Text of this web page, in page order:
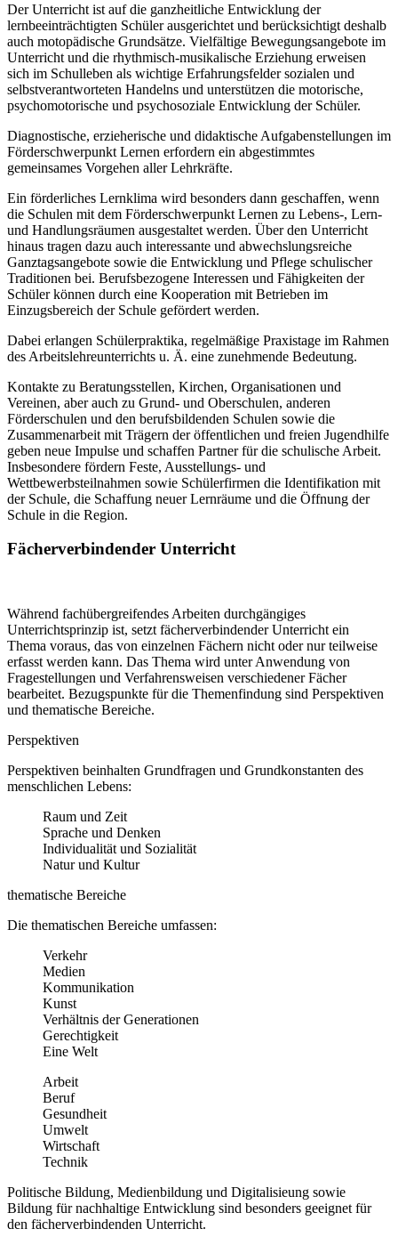
Der Unterricht ist auf die ganzheitliche Entwicklung der
lernbeeinträchtigten Schüler ausgerichtet und berücksichtigt deshalb
auch motopädische Grundsätze. Vielfältige Bewegungsangebote im
Unterricht und die rhythmisch-musikalische Erziehung erweisen
sich im Schulleben als wichtige Erfahrungsfelder sozialen und
selbstverantworteten Handelns und unterstützen die motorische,
psychomotorische und psychosoziale Entwicklung der Schüler.
Diagnostische, erzieherische und didaktische Aufgabenstellungen im
Förderschwerpunkt Lernen erfordern ein abgestimmtes
gemeinsames Vorgehen aller Lehrkräfte.
Ein förderliches Lernklima wird besonders dann geschaffen, wenn
die Schulen mit dem Förderschwerpunkt Lernen zu Lebens-, Lern-
und Handlungsräumen ausgestaltet werden. Über den Unterricht
hinaus tragen dazu auch interessante und abwechslungsreiche
Ganztagsangebote sowie die Entwicklung und Pflege schulischer
Traditionen bei. Berufsbezogene Interessen und Fähigkeiten der
Schüler können durch eine Kooperation mit Betrieben im
Einzugsbereich der Schule gefördert werden.
Dabei erlangen Schülerpraktika, regelmäßige Praxistage im Rahmen
des Arbeitslehreunterrichts u. Ä. eine zunehmende Bedeutung.
Kontakte zu Beratungsstellen, Kirchen, Organisationen und
Vereinen, aber auch zu Grund- und Oberschulen, anderen
Förderschulen und den berufsbildenden Schulen sowie die
Zusammenarbeit mit Trägern der öffentlichen und freien Jugendhilfe
geben neue Impulse und schaffen Partner für die schulische Arbeit.
Insbesondere fördern Feste, Ausstellungs- und
Wettbewerbsteilnahmen sowie Schülerfirmen die Identifikation mit
der Schule, die Schaffung neuer Lernräume und die Öffnung der
Schule in die Region.
Fächerverbindender Unterricht
Während fachübergreifendes Arbeiten durchgängiges
Unterrichtsprinzip ist, setzt fächerverbindender Unterricht ein
Thema voraus, das von einzelnen Fächern nicht oder nur teilweise
erfasst werden kann. Das Thema wird unter Anwendung von
Fragestellungen und Verfahrensweisen verschiedener Fächer
bearbeitet. Bezugspunkte für die Themenfindung sind Perspektiven
und thematische Bereiche.
Perspektiven
Perspektiven beinhalten Grundfragen und Grundkonstanten des
menschlichen Lebens:
Raum und Zeit
Sprache und Denken
Individualität und Sozialität
Natur und Kultur
thematische Bereiche
Die thematischen Bereiche umfassen:
Verkehr
Medien
Kommunikation
Kunst
Verhältnis der Generationen
Gerechtigkeit
Eine Welt
Arbeit
Beruf
Gesundheit
Umwelt
Wirtschaft
Technik
Politische Bildung, Medienbildung und Digitalisieung sowie
Bildung für nachhaltige Entwicklung sind besonders geeignet für
den fächerverbindenden Unterricht.